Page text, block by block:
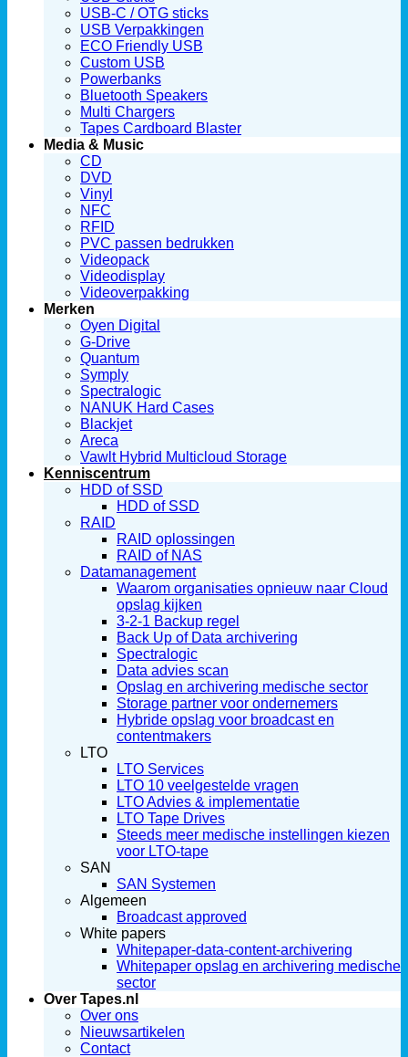
USB-C / OTG sticks
USB Verpakkingen
ECO Friendly USB
Custom USB
Powerbanks
Bluetooth Speakers
Multi Chargers
Tapes Cardboard Blaster
Media & Music
CD
DVD
Vinyl
NFC
RFID
PVC passen bedrukken
Videopack
Videodisplay
Videoverpakking
Merken
Oyen Digital
G-Drive
Quantum
Symply
Spectralogic
NANUK Hard Cases
Blackjet
Areca
Vawlt Hybrid Multicloud Storage
Kenniscentrum
HDD of SSD
HDD of SSD
RAID
RAID oplossingen
RAID of NAS
Datamanagement
Waarom organisaties opnieuw naar Cloud
opslag kijken
3-2-1 Backup regel
Back Up of Data archivering
Spectralogic
Data advies scan
Opslag en archivering medische sector
Storage partner voor ondernemers
Hybride opslag voor broadcast en
contentmakers
LTO
LTO Services
LTO 10 veelgestelde vragen
LTO Advies & implementatie
LTO Tape Drives
Steeds meer medische instellingen kiezen
voor LTO-tape
SAN
SAN Systemen
Algemeen
Broadcast approved
White papers
Whitepaper-data-content-archivering
Whitepaper opslag en archivering medische
sector
Over Tapes.nl
Over ons
Nieuwsartikelen
Contact